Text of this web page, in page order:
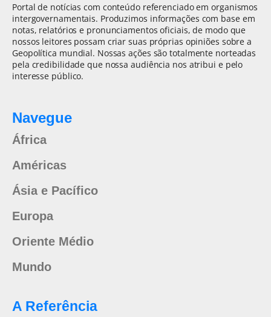
Portal de notícias com conteúdo referenciado em organismos
intergovernamentais. Produzimos informações com base em
notas, relatórios e pronunciamentos oficiais, de modo que
nossos leitores possam criar suas próprias opiniões sobre a
Geopolítica mundial. Nossas ações são totalmente norteadas
pela credibilidade que nossa audiência nos atribui e pelo
interesse público.
Navegue
África
Américas
Ásia e Pacífico
Europa
Oriente Médio
Mundo
A Referência